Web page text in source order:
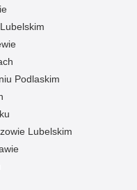
Podlaskim
Lubelskim